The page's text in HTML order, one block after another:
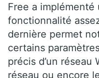
Free a implémenté
fonctionnalité
dernière permet
certains
précis d’un réseau
réseau ou encore